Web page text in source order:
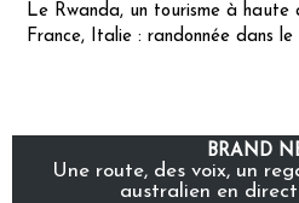
Le Rwanda, un tourisme à haute
France, Italie : randonnée dans
BRAND
Une route, des voix, un
australien en